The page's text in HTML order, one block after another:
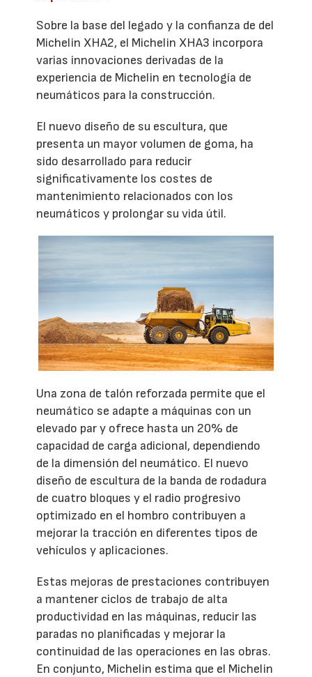
Sobre la base del legado y la confianza de del
Michelin XHA2, el Michelin XHA3 incorpora
varias innovaciones derivadas de la
experiencia de Michelin en tecnología de
neumáticos para la construcción.
El nuevo diseño de su escultura, que
presenta un mayor volumen de goma, ha
sido desarrollado para reducir
significativamente los costes de
mantenimiento relacionados con los
neumáticos y prolongar su vida útil.
Una zona de talón reforzada permite que el
neumático se adapte a máquinas con un
elevado par y ofrece hasta un 20% de
capacidad de carga adicional, dependiendo
de la dimensión del neumático. El nuevo
diseño de escultura de la banda de rodadura
de cuatro bloques y el radio progresivo
optimizado en el hombro contribuyen a
mejorar la tracción en diferentes tipos de
vehículos y aplicaciones.
Estas mejoras de prestaciones contribuyen
a mantener ciclos de trabajo de alta
productividad en las máquinas, reducir las
paradas no planificadas y mejorar la
continuidad de las operaciones en las obras.
En conjunto, Michelin estima que el Michelin